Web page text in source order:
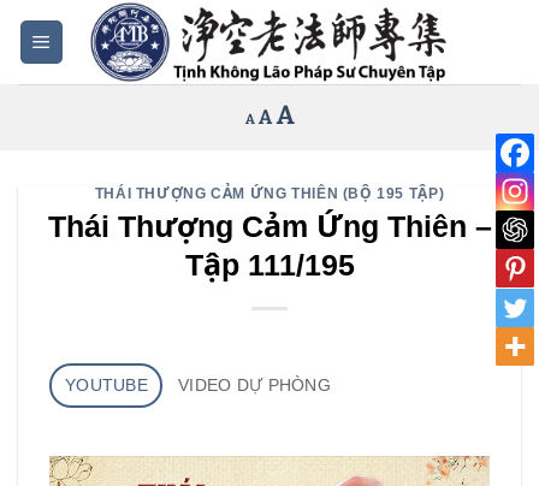
Bỏ
qua
nội
A Decrease
size.
A Reset
size.
A
size.
THÁI THƯỢNG CẢM ỨNG THIÊN (BỘ 195 TẬP)
Thái Thượng Cảm Ứng Thiên –
Tập 111/195
YOUTUBE VIDEO DỰ PHÒNG